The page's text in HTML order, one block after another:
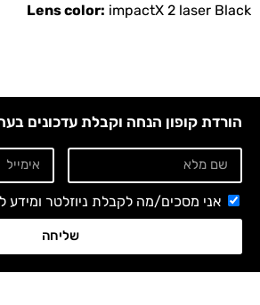
Lens color: impactX 2 laser Black
הורדת קופון הנחה וקבלת עדכונים
אני מסכים/מה לקבלת ניוזלטר ומידע
שליחה